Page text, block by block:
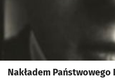
Nakładem